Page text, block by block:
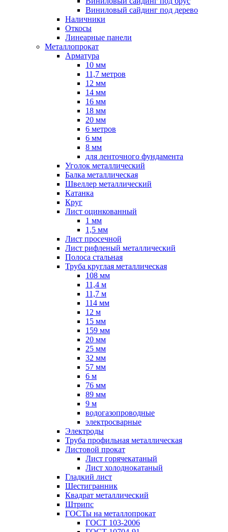
Виниловый сайдинг под дерево
Наличники
Откосы
Линеарные панели
Металлопрокат
Арматура
10 мм
11,7 метров
12 мм
14 мм
16 мм
18 мм
20 мм
6 метров
6 мм
8 мм
для ленточного фундамента
Уголок металлический
Балка металлическая
Швеллер металлический
Катанка
Круг
Лист оцинкованный
1 мм
1,5 мм
Лист просечной
Лист рифленый металлический
Полоса стальная
Труба круглая металлическая
108 мм
11,4 м
11,7 м
114 мм
12 м
15 мм
159 мм
20 мм
25 мм
32 мм
57 мм
6 м
76 мм
89 мм
9 м
водогазопроводные
электросварные
Электроды
Труба профильная металлическая
Листовой прокат
Лист горячекатаный
Лист холоднокатаный
Гладкий лист
Шестигранник
Квадрат металлический
Штрипс
ГОСТы на металлопрокат
ГОСТ 103-2006